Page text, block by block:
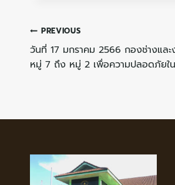
PREVIOUS
วันที่ 17 มกราคม 2566 กองช่างแล
หมู่ 7 ถึง หมู่ 2 เพื่อความปลอดภัยใ